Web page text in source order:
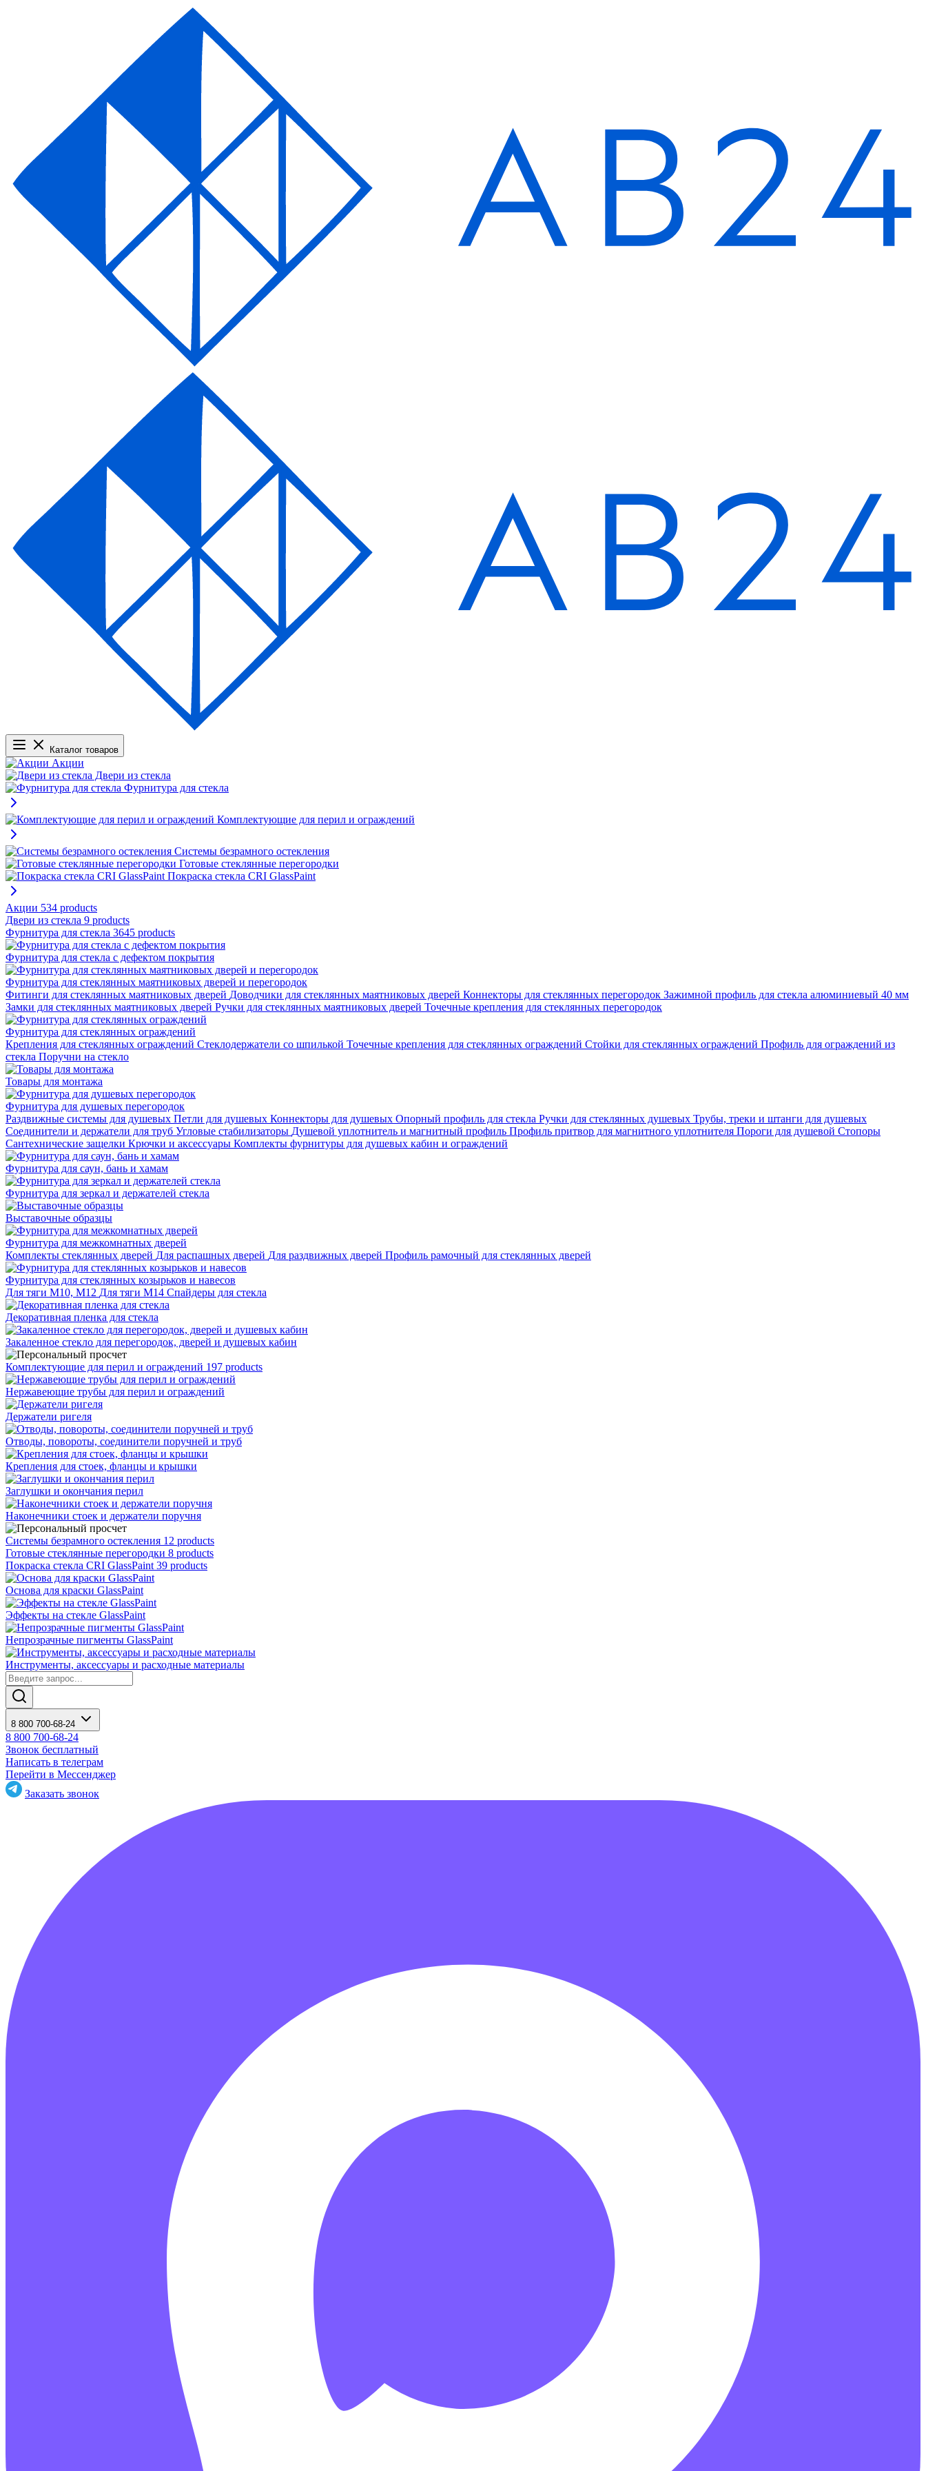
Каталог товаров
Акции
Двери из стекла
Фурнитура для стекла
Комплектующие для перил и ограждений
Системы безрамного остекления
Готовые стеклянные перегородки
Покраска стекла CRI GlassPaint
Акции 534 products
Двери из стекла 9 products
Фурнитура для стекла 3645 products
Фурнитура для стекла с дефектом покрытия
Фурнитура для стеклянных маятниковых дверей и перегородок
Фитинги для стеклянных маятниковых дверей Доводчики для стеклянных маятниковых дверей Коннекторы для стеклянных перегородок Зажимной профиль для стекла алюминиевый 40 мм
Замки для стеклянных маятниковых дверей Ручки для стеклянных маятниковых дверей Точечные крепления для стеклянных перегородок
Фурнитура для стеклянных ограждений
Крепления для стеклянных ограждений Стеклодержатели со шпилькой Точечные крепления для стеклянных ограждений Стойки для стеклянных ограждений Профиль для ограждений из
стекла Поручни на стекло
Товары для монтажа
Фурнитура для душевых перегородок
Раздвижные системы для душевых Петли для душевых Коннекторы для душевых Опорный профиль для стекла Ручки для стеклянных душевых Трубы, треки и штанги для душевых
Соединители и держатели для труб Угловые стабилизаторы Душевой уплотнитель и магнитный профиль Профиль притвор для магнитного уплотнителя Пороги для душевой Стопоры
Сантехнические защелки Крючки и аксессуары Комплекты фурнитуры для душевых кабин и ограждений
Фурнитура для саун, бань и хамам
Фурнитура для зеркал и держателей стекла
Выставочные образцы
Фурнитура для межкомнатных дверей
Комплекты стеклянных дверей Для распашных дверей Для раздвижных дверей Профиль рамочный для стеклянных дверей
Фурнитура для стеклянных козырьков и навесов
Для тяги М10, М12 Для тяги М14 Спайдеры для стекла
Декоративная пленка для стекла
Закаленное стекло для перегородок, дверей и душевых кабин
Комплектующие для перил и ограждений 197 products
Нержавеющие трубы для перил и ограждений
Держатели ригеля
Отводы, повороты, соединители поручней и труб
Крепления для стоек, фланцы и крышки
Заглушки и окончания перил
Наконечники стоек и держатели поручня
Системы безрамного остекления 12 products
Готовые стеклянные перегородки 8 products
Покраска стекла CRI GlassPaint 39 products
Основа для краски GlassPaint
Эффекты на стекле GlassPaint
Непрозрачные пигменты GlassPaint
Инструменты, аксессуары и расходные материалы
8 800 700-68-24
8 800 700-68-24
Звонок бесплатный
Написать в телеграм
Перейти в Мессенджер
Заказать звонок